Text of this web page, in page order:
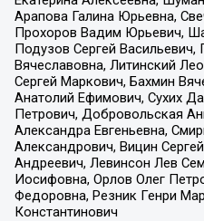
Арапова Галина Юрьевна,
Прохоров Вадим Юрьевич,
Подузов Сергей Васильевич,
Вячеславовна, Литинский
Сергей Маркович, Бахмин
Анатолий Ефимович, Сухих
Петрович, Добровольская
Александра Евгеньевна,
Александрович, Вицин
Андреевич, Левинсон Лев
Иосифовна, Орлов Олег
Федоровна, Резник Генри
Константинович